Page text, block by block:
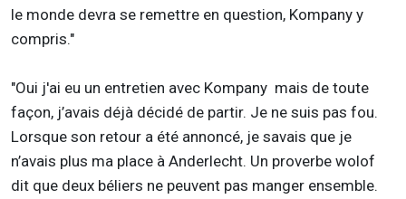
le monde devra se remettre en question, Kompany y
compris."
"Oui j'ai eu un entretien avec Kompany mais de toute
façon, j’avais déjà décidé de partir. Je ne suis pas fou.
Lorsque son retour a été annoncé, je savais que je
n’avais plus ma place à Anderlecht. Un proverbe wolof
dit que deux béliers ne peuvent pas manger ensemble.